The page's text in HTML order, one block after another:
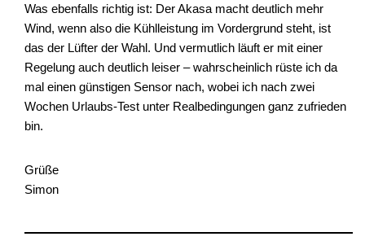
Was ebenfalls richtig ist: Der Akasa macht deutlich mehr
Wind, wenn also die Kühlleistung im Vordergrund steht, ist
das der Lüfter der Wahl. Und vermutlich läuft er mit einer
Regelung auch deutlich leiser – wahrscheinlich rüste ich da
mal einen günstigen Sensor nach, wobei ich nach zwei
Wochen Urlaubs-Test unter Realbedingungen ganz zufrieden
bin.
Grüße
Simon